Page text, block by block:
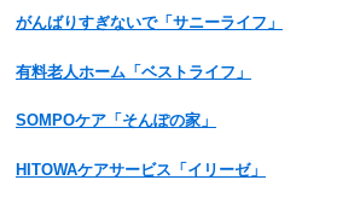
がんばりすぎないで「サニーライフ」
有料老人ホーム「ベストライフ」
SOMPOケア「そんぽの家」
HITOWAケアサービス「イリーゼ」